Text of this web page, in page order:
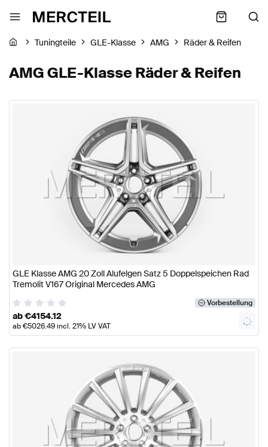
Tuningteile GLE-Klasse AMG Räder & Reifen
AMG GLE-Klasse Räder & Reifen
GLE Klasse AMG 20 Zoll Alufelgen Satz 5 Doppelspeichen Rad
Tremolit V167 Original Mercedes AMG
Vorbestellung
ab€4154.12
ab€5026.49incl. 21% LV VAT